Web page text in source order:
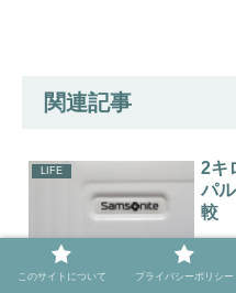
関連記事
LIFE
2キ
パ
較
僕が買ったサムソナイトネオパ
このサイトについて プライバシーポリシー